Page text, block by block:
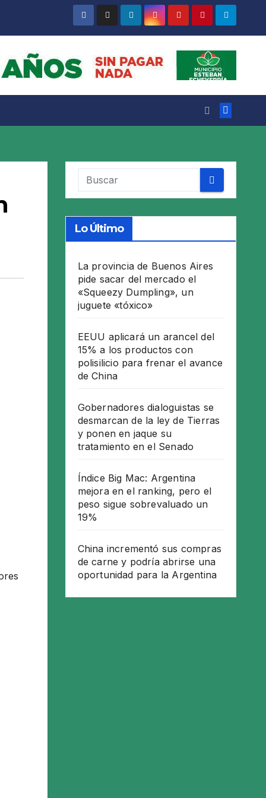
Lo Último
La provincia de Buenos Aires
pide sacar del mercado el
«Squeezy Dumpling», un
juguete «tóxico»
EEUU aplicará un arancel del
15% a los productos con
polisilicio para frenar el avance
de China
Gobernadores dialoguistas se
desmarcan de la ley de Tierras
y ponen en jaque su
tratamiento en el Senado
Índice Big Mac: Argentina
mejora en el ranking, pero el
peso sigue sobrevaluado un
19%
China incrementó sus compras
de carne y podría abrirse una
oportunidad para la Argentina